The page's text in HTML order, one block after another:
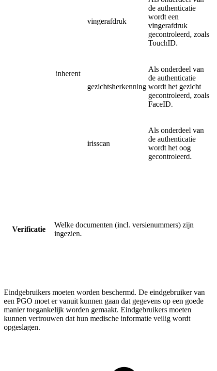
inherent
vingerafdruk
de authenticatie
wordt een
vingerafdruk
gecontroleerd, zoals
TouchID.
gezichtsherkenning
Als onderdeel van
de authenticatie
wordt het gezicht
gecontroleerd, zoals
FaceID.
irisscan
Als onderdeel van
de authenticatie
wordt het oog
gecontroleerd.
Verificatie
Welke documenten (incl. versienummers) zijn
ingezien.
Eindgebruikers moeten worden beschermd. De eindgebruiker van
een PGO moet er vanuit kunnen gaan dat gegevens op een goede
manier toegankelijk worden gemaakt. Eindgebruikers moeten
kunnen vertrouwen dat hun medische informatie veilig wordt
opgeslagen.